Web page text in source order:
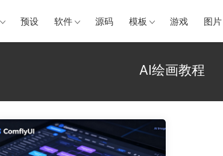
预设 软件 源码 模板 游戏 图片
AI绘画教程